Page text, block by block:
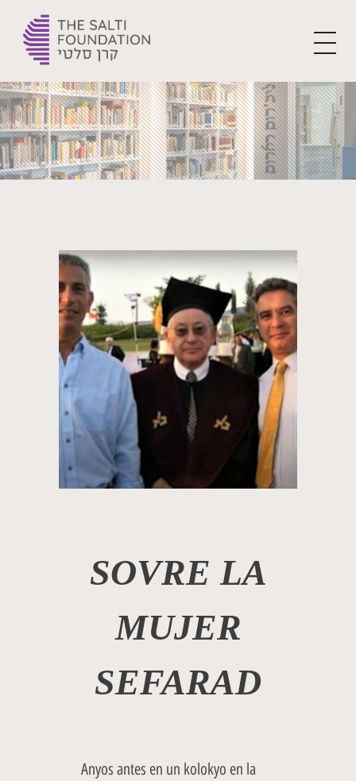
The Yehoshua Salti Foundation
Home Blog Uncategorized SOVRE LA MUJER SEFARAD
SOVRE LA
MUJER
SEFARAD
Anyos antes en un kolokyo en la